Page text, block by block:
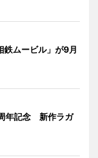
鉄ムービル」が9月
年記念 新作ラガ